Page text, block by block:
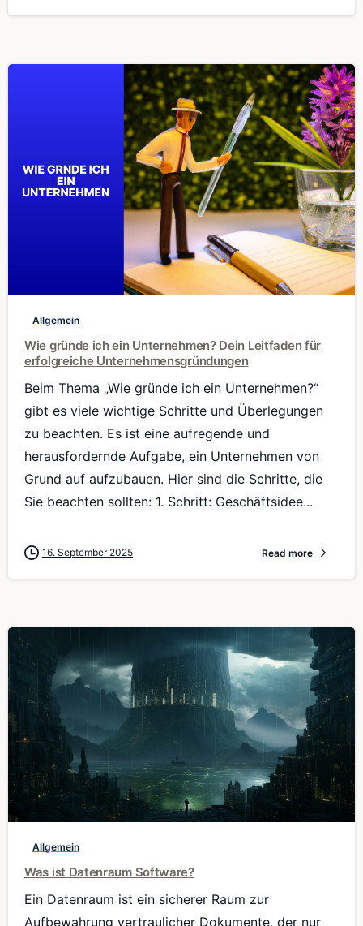
Allgemein
Wie gründe ich ein Unternehmen? Dein Leitfaden für
erfolgreiche Unternehmensgründungen
Beim Thema „Wie gründe ich ein Unternehmen?“
gibt es viele wichtige Schritte und Überlegungen
zu beachten. Es ist eine aufregende und
herausfordernde Aufgabe, ein Unternehmen von
Grund auf aufzubauen. Hier sind die Schritte, die
Sie beachten sollten: 1. Schritt: Geschäftsidee...
16. September 2025 Read more
0
Allgemein
Was ist Datenraum Software?
Ein Datenraum ist ein sicherer Raum zur
Aufbewahrung vertraulicher Dokumente, der nur